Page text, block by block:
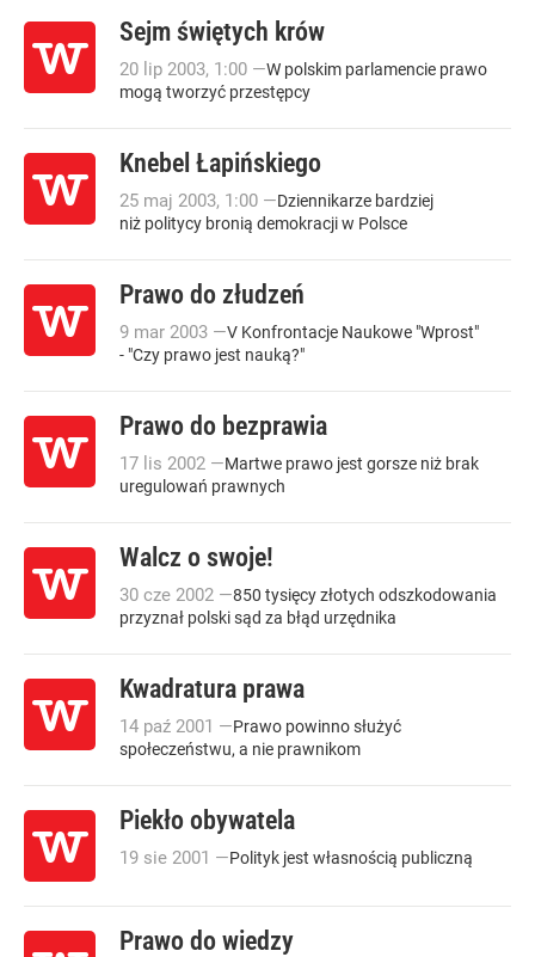
Sejm świętych krów
20 lip 2003, 1:00 —W polskim parlamencie prawo
mogą tworzyć przestępcy
Knebel Łapińskiego
25 maj 2003, 1:00 —Dziennikarze bardziej
niż politycy bronią demokracji w Polsce
Prawo do złudzeń
9 mar 2003 —V Konfrontacje Naukowe "Wprost"
- "Czy prawo jest nauką?"
Prawo do bezprawia
17 lis 2002 —Martwe prawo jest gorsze niż brak
uregulowań prawnych
Walcz o swoje!
30 cze 2002 —850 tysięcy złotych odszkodowania
przyznał polski sąd za błąd urzędnika
Kwadratura prawa
14 paź 2001 —Prawo powinno służyć
społeczeństwu, a nie prawnikom
Piekło obywatela
19 sie 2001 —Polityk jest własnością publiczną
Prawo do wiedzy